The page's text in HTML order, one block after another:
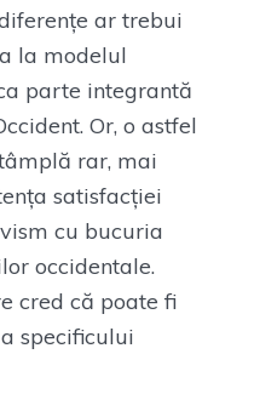
ar trebui
la modelul
parte integrantă
Or, o astfel
rar, mai
satisfacției
cu bucuria
occidentale.
cred că poate fi
specificului